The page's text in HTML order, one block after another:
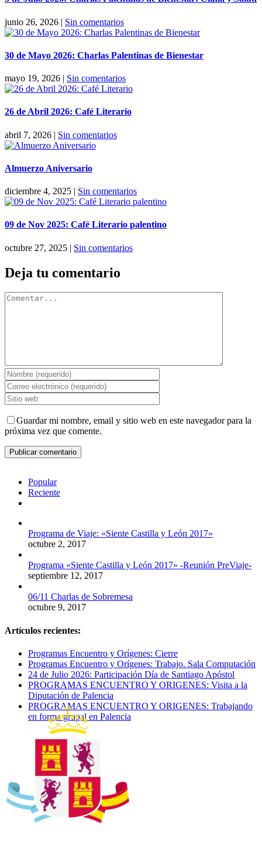
junio 26, 2026 | Sin comentarios
30 de Mayo 2026: Charlas Palentinas de Bienestar
mayo 19, 2026 | Sin comentarios
26 de Abril 2026: Café Literario
abril 7, 2026 | Sin comentarios
Almuerzo Aniversario
diciembre 4, 2025 | Sin comentarios
09 de Nov 2025: Café Literario palentino
octubre 27, 2025 | Sin comentarios
Deja tu comentario
Comentar
Guardar mi nombre, email y sitio web en este navegador para la
próxima vez que comente.
Popular
Reciente
Programa de Viaje: «Siente Castilla y León 2017»
octubre 2, 2017
Programa «Siente Castilla y León 2017» -Reunión PreViaje-
septiembre 12, 2017
06/11 Charlas de Sobremesa
octubre 9, 2017
Artículos recientes:
Programas Encuentro y Orígenes: Cierre
Programas Encuentro y Orígenes: Trabajo. Sala Computación
24 de Julio 2026: Participación Día de Santiago Apóstol
PROGRAMAS ENCUENTRO Y ORIGENES: Visita a la
Diputación de Palencia
PROGRAMAS ENCUENTRO Y ORIGENES: Trabajando
en forma grupal en Palencia